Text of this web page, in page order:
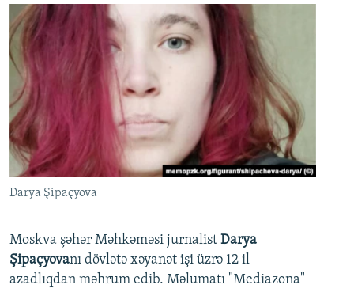
Darya Şipaçyova
Moskva şəhər Məhkəməsi jurnalist Darya
Şipaçyovanı dövlətə xəyanət işi üzrə 12 il
azadlıqdan məhrum edib. Məlumatı "Mediazona"